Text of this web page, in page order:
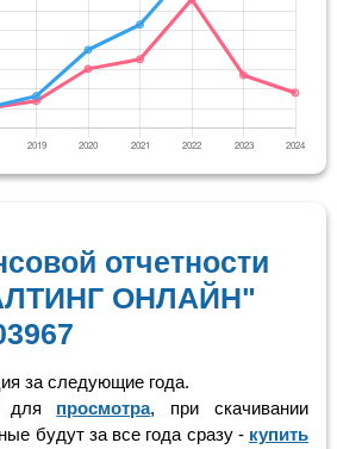
отчетности
ОНЛАЙН"
за следующие года.
для просмотра, при скачивании
будут за все года сразу - купить